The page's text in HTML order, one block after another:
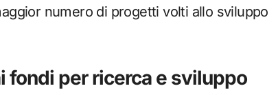
numero di progetti volti allo sviluppo
fondi per ricerca e sviluppo